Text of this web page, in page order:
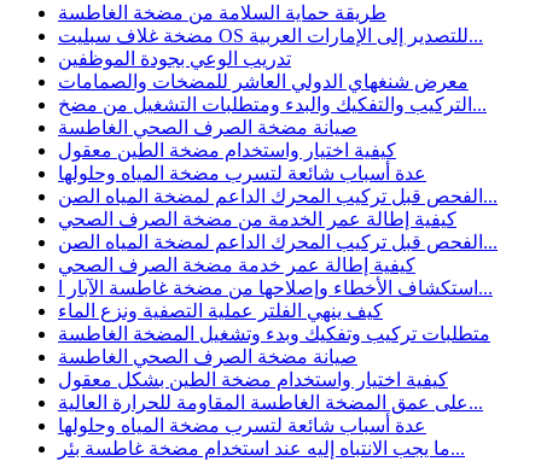
طريقة حماية السلامة من مضخة الغاطسة
مضخة غلاف سبليت OS للتصدير إلى الإمارات العربية...
تدريب الوعي بجودة الموظفين
معرض شنغهاي الدولي العاشر للمضخات والصمامات
التركيب والتفكيك والبدء ومتطلبات التشغيل من مضخ...
صيانة مضخة الصرف الصحي الغاطسة
كيفية اختيار واستخدام مضخة الطين معقول
عدة أسباب شائعة لتسرب مضخة المياه وحلولها
الفحص قبل تركيب المحرك الداعم لمضخة المياه الصن...
كيفية إطالة عمر الخدمة من مضخة الصرف الصحي
الفحص قبل تركيب المحرك الداعم لمضخة المياه الصن...
كيفية إطالة عمر خدمة مضخة الصرف الصحي
استكشاف الأخطاء وإصلاحها من مضخة غاطسة الآبار ا...
كيف ينهي الفلتر عملية التصفية ونزع الماء
متطلبات تركيب وتفكيك وبدء وتشغيل المضخة الغاطسة
صيانة مضخة الصرف الصحي الغاطسة
كيفية اختيار واستخدام مضخة الطين بشكل معقول
على عمق المضخة الغاطسة المقاومة للحرارة العالية...
عدة أسباب شائعة لتسرب مضخة المياه وحلولها
ما يجب الانتباه إليه عند استخدام مضخة غاطسة بئر...